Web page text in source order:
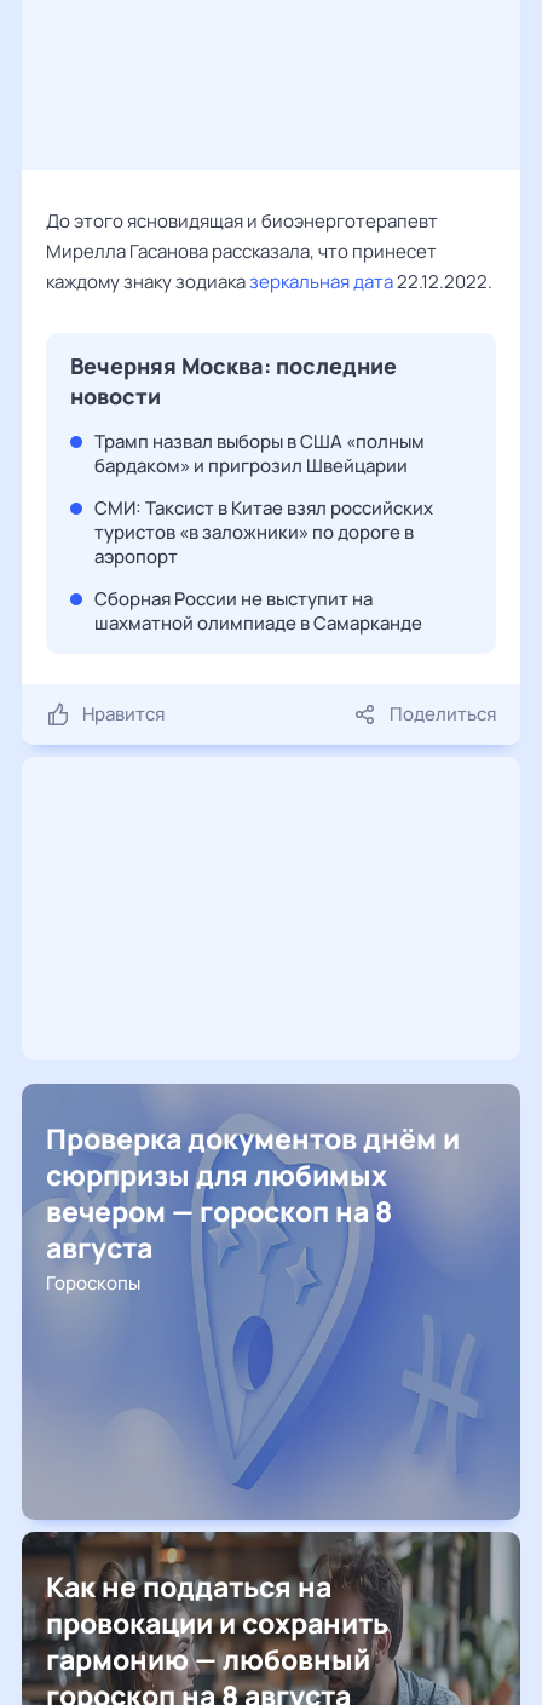
До этого ясновидящая и биоэнерготерапевт
Мирелла Гасанова рассказала, что принесет
каждому знаку зодиаказеркальная дата22.12.2022.
Вечерняя Москва: последние
новости
Трамп назвал выборы в США «полным
бардаком» и пригрозил Швейцарии
СМИ: Таксист в Китае взял российских
туристов «в заложники» по дороге в
аэропорт
Сборная России не выступит на
шахматной олимпиаде в Самарканде
Нравится Поделиться
Проверка документов днём и
сюрпризы для любимых
вечером — гороскоп на 8
августа
Гороскопы
Как не поддаться на
провокации и сохранить
гармонию — любовный
гороскоп на 8 августа